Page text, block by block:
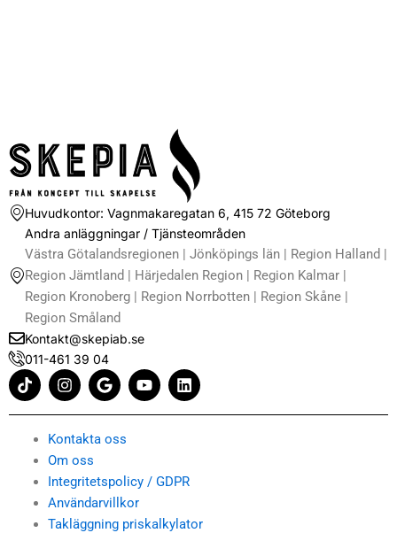
Huvudkontor: Vagnmakaregatan 6, 415 72 Göteborg
Andra anläggningar / Tjänsteområden
Västra Götalandsregionen | Jönköpings län | Region Halland |
Region Jämtland | Härjedalen Region | Region Kalmar |
Region Kronoberg | Region Norrbotten | Region Skåne |
Region Småland
Kontakt@skepiab.se
011-461 39 04
T
i
k
I
n
s
a
g
r
a
m
G
o
o
l
Y
o
u
L
i
n
n
Kontakta oss
Om oss
Integritetspolicy / GDPR
Användarvillkor
Takläggning priskalkylator